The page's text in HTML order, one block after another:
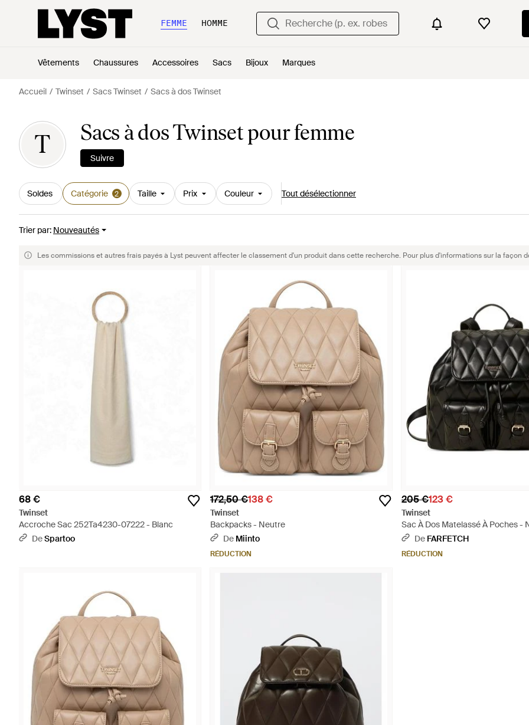
FEMME HOMME
Vêtements Chaussures Accessoires Sacs Bijoux Marques
Accueil Twinset Sacs Twinset Sacs à dos Twinset
T Sacs à dos Twinset pour femme
Suivre
Soldes Catégorie 2 Taille Prix Couleur Tout désélectionner
Trier par: Nouveautés
Les commissions et autres frais payés à Lyst peuvent affecter le classement d'un produit dans cette recherche. Pour plus d'informations sur la façon
68 €
Twinset
Accroche Sac 252Ta4230-07222 - Blanc
DeSpartoo
172,50 €138 €
Twinset
Backpacks - Neutre
De Miinto
RÉDUCTION
205 €123 €
Twinset
Sac À Dos Matelassé À Poches -
De FARFETCH
RÉDUCTION